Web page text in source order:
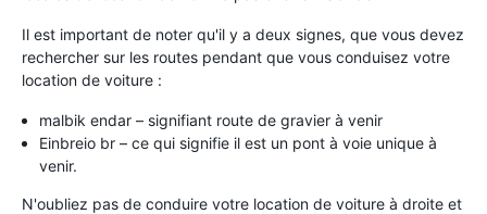
Il est important de noter qu'il y a deux signes, que vous devez
rechercher sur les routes pendant que vous conduisez votre
location de voiture :
malbik endar – signifiant route de gravier à venir
Einbreio br – ce qui signifie il est un pont à voie unique à
venir.
N'oubliez pas de conduire votre location de voiture à droite et